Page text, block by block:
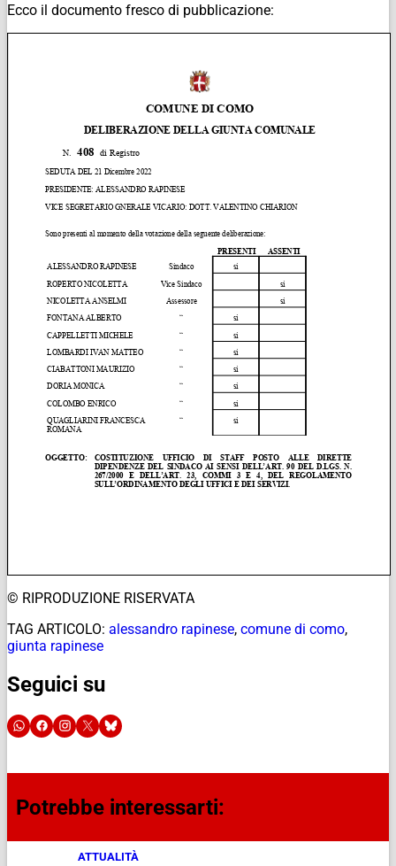
Ecco il documento fresco di pubblicazione:
© RIPRODUZIONE RISERVATA
TAG ARTICOLO: alessandro rapinese, comune di como,
giunta rapinese
Seguici su
Potrebbe interessarti:
ATTUALITÀ